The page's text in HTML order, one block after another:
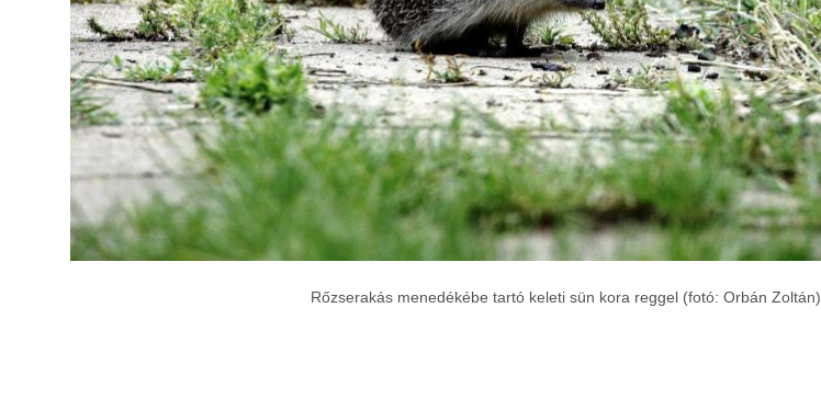
Rőzserakás menedékébe tartó keleti sün kora reggel (fotó: Orbán Zoltán)